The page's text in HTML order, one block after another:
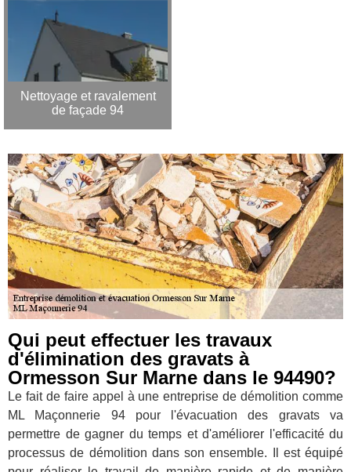
Nettoyage et ravalement
de façade 94
Qui peut effectuer les travaux
d'élimination des gravats à
Ormesson Sur Marne dans le 94490?
Le fait de faire appel à une entreprise de démolition comme
ML Maçonnerie 94 pour l'évacuation des gravats va
permettre de gagner du temps et d'améliorer l'efficacité du
processus de démolition dans son ensemble. Il est équipé